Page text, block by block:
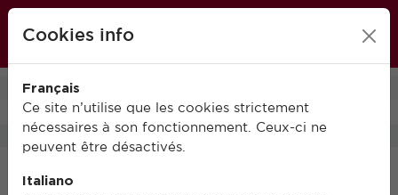
Cookies info
Français
Ce site n’utilise que les cookies strictement
nécessaires à son fonctionnement. Ceux-ci ne
peuvent être désactivés.
Italiano